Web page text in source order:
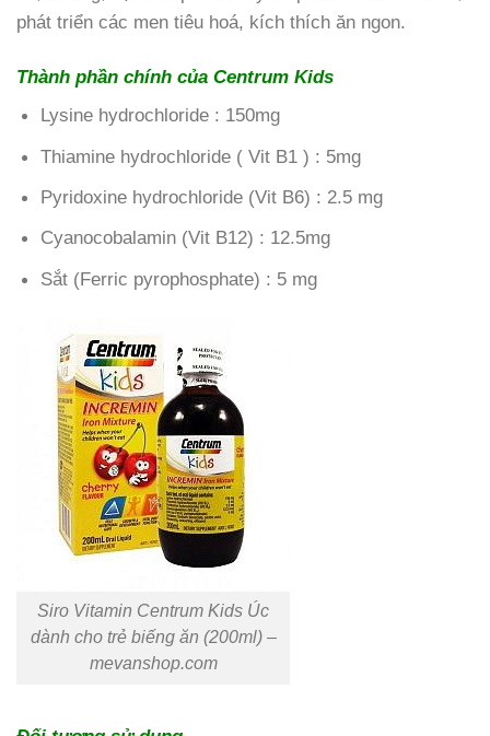
phát triển các men tiêu hoá, kích thích ăn ngon.
Thành phần chính của Centrum Kids
Lysine hydrochloride : 150mg
Thiamine hydrochloride ( Vit B1 ) : 5mg
Pyridoxine hydrochloride (Vit B6) : 2.5 mg
Cyanocobalamin (Vit B12) : 12.5mg
Sắt (Ferric pyrophosphate) : 5 mg
Siro Vitamin Centrum Kids Úc
dành cho trẻ biếng ăn (200ml) –
mevanshop.com